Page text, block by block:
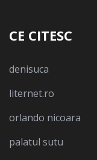
CE CITESC
denisuca
liternet.ro
orlando nicoara
palatul sutu